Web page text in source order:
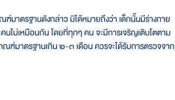
าตรฐานดังกล่าว มิได้หมายถึงว่า เด็กนั้นมีร่างกาย
ไม่เหมือนกัน โดยที่ทุกๆ คน จะมีการเจริญเติบโตตาม
ฑ์มาตรฐานเกิน ๒-๓ เดือน ควรจะได้รับการตรวจจาก